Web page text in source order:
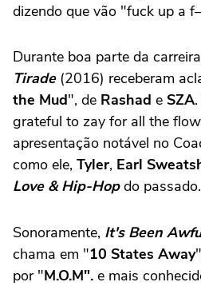
dizendo que vão "fuck up a
Durante boa parte da
Tirade(2016) receberam
the Mud", de Rashad e SZA
grateful to zay for all the
apresentação notável no
como ele, Tyler, Earl
Love & Hip-Hopdo passado.
Sonoramente, It's Been
chama em "10 States Away
por "M.O.M". e mais